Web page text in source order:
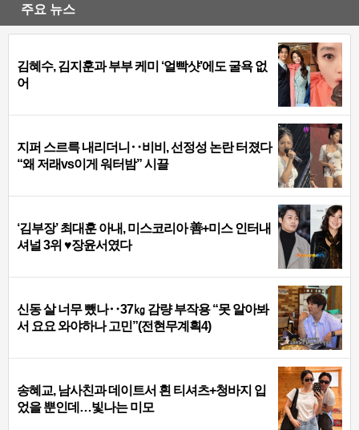
주요 뉴스
김혜수, 김지훈과 부부 케미 ‘얼빡샷’에도 굴욕 없
어
지퍼 스르륵 내리더니‥비비, 선정성 논란 터졌다
“왜 저래vs이게 워터밤” 시끌
‘김부장’ 최대훈 아내, 미스코리아 善+미스 인터내
셔널 3위 ♥장윤서였다
신동 살 너무 뺐나‥37㎏ 감량 부작용 “못 알아봐
서 요요 와야하나 고민”(전현무계획4)
송혜교, 남사친과 데이트서 흰 티셔츠+청바지 입
었을 뿐인데…빛나는 미모